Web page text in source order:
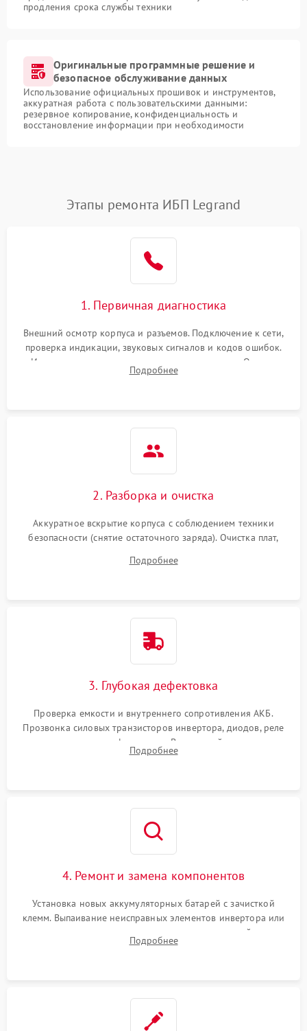
продления срока службы техники
Оригинальные программные решение и
безопасное обслуживание данных
Использование официальных прошивок и инструментов,
аккуратная работа с пользовательскими данными:
резервное копирование, конфиденциальность и
восстановление информации при необходимости
Этапы ремонта ИБП Legrand
1. Первичная диагностика
Внешний осмотр корпуса и разъемов. Подключение к сети,
проверка индикации, звуковых сигналов и кодов ошибок.
Измерение входного и выходного напряжения. Оценка
реакции ИБП на отключение основного питания без
Подробнее
2. Разборка и очистка
Аккуратное вскрытие корпуса с соблюдением техники
безопасности (снятие остаточного заряда). Очистка плат,
и кистей для предотвращения перегрева и замыканий.
Подробнее
3. Глубокая дефектовка
Проверка емкости и внутреннего сопротивления АКБ.
Прозвонка силовых транзисторов инвертора, диодов, реле
переключения и трансформатора. Визуальный поиск вздутых
конденсаторов и прогаров на печатной плате.
Подробнее
4. Ремонт и замена компонентов
Установка новых аккумуляторных батарей с зачисткой
клемм. Выпаивание неисправных элементов инвертора или
цепи зарядки и монтаж новых радиодеталей.
Восстановление поврежденных токоведущих дорожек и
Подробнее